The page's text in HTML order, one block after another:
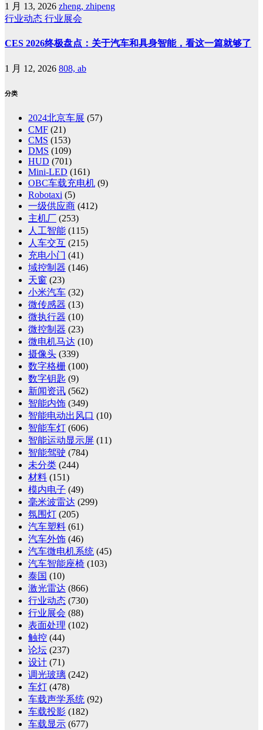
1 月 13, 2026 zheng, zhipeng
行业动态 行业展会
CES 2026终极盘点：关于汽车和具身智能，看这一篇就够了
1 月 12, 2026 808, ab
分类
2024北京车展 (57)
CMF (21)
CMS (153)
DMS (109)
HUD (701)
Mini-LED (161)
OBC车载充电机 (9)
Robotaxi (5)
一级供应商 (412)
主机厂
(253)
人工智能 (115)
人车交互 (215)
充电小门 (41)
域控制器 (146)
天窗 (23)
小米汽车 (32)
微传感器 (13)
微执行器 (10)
微控制器 (23)
微电机马达 (10)
摄像头 (339)
数字格栅 (100)
数字钥匙 (9)
新闻资讯 (562)
智能内饰 (349)
智能电动出风口 (10)
智能车灯 (606)
智能运动显示屏 (11)
智能驾驶 (784)
未分类 (244)
材料 (151)
模内电子 (49)
毫米波雷达 (299)
氛围灯 (205)
汽车塑料 (61)
汽车外饰 (46)
汽车微电机系统 (45)
汽车智能座椅 (103)
泰国 (10)
激光雷达 (866)
行业动态 (730)
行业展会 (88)
表面处理 (102)
触控 (44)
论坛 (237)
设计 (71)
调光玻璃 (242)
车灯 (478)
车载声学系统 (92)
车载投影 (182)
车载显示 (677)